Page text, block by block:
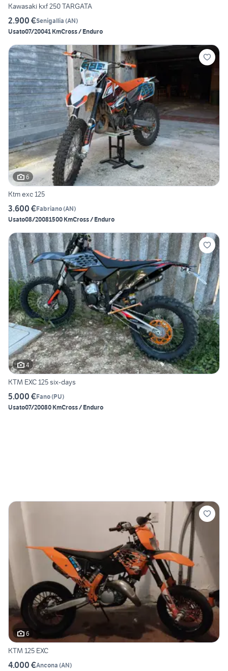
Kawasaki kxf 250 TARGATA
2.900 €Senigallia (AN)
Usato07/20041 KmCross / Enduro
6
Ktm exc 125
3.600 €Fabriano(AN)
Usato08/20081500 KmCross / Enduro
4
KTM EXC 125 six-days
5.000 €Fano(PU)
Usato07/20080 KmCross / Enduro
6
KTM 125 EXC
4.000 €Ancona (AN)